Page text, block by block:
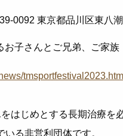
0092 東京都品川区東八
お子さんとご兄弟、ご家族
tmsportfestival2023.html
はじめとする長期治療を
る非営利団体です。